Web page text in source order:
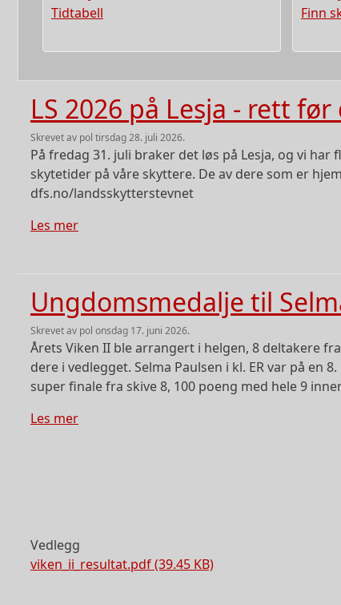
Tidtabell
Finn
LS 2026 på Lesja - rett
skrevet av pol tirsdag 28. juli 2026.
På fredag 31. juli braker det løs på Lesja, og vi
skytetider på våre skyttere. De av dere som er
dfs.no/landsskytterstevnet
Les merom LS 2026 på Lesja - rett før det smeller!!!!
Ungdomsmedalje til
skrevet av pol onsdag 17. juni 2026.
Årets Viken II ble arrangert i helgen, 8 deltakere
dere i vedlegget. Selma Paulsen i kl. ER var på en
super finale fra skive 8, 100 poeng med hele 9
Les merom Ungdomsmedalje til Selma på Viken II
Vedlegg
viken_ii_resultat.pdf (39.45 KB)